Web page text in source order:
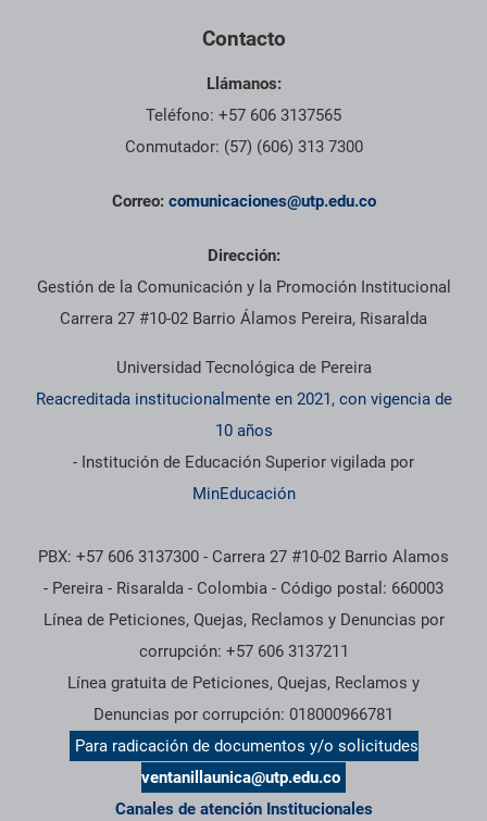
Contacto
Llámanos:
Teléfono: +57 606 3137565
Conmutador: (57) (606) 313 7300
Correo: comunicaciones@utp.edu.co
Dirección:
Gestión de la Comunicación y la Promoción Institucional
Carrera 27 #10-02 Barrio Álamos Pereira, Risaralda
Universidad Tecnológica de Pereira
Reacreditada institucionalmente en 2021, con vigencia de
10 años
- Institución de Educación Superior vigilada por
MinEducación
PBX: +57 606 3137300 - Carrera 27 #10-02 Barrio Alamos
- Pereira - Risaralda - Colombia - Código postal: 660003
Línea de Peticiones, Quejas, Reclamos y Denuncias por
corrupción: +57 606 3137211
Línea gratuita de Peticiones, Quejas, Reclamos y
Denuncias por corrupción: 018000966781
Para radicación de documentos y/o solicitudes
ventanillaunica@utp.edu.co
Canales de atención Institucionales